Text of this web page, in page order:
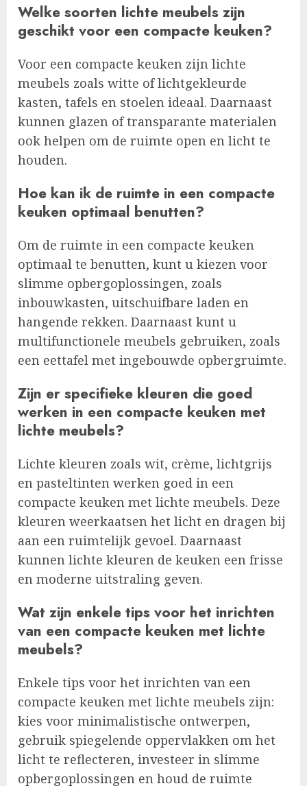
Welke soorten lichte meubels zijn
geschikt voor een compacte keuken?
Voor een compacte keuken zijn lichte
meubels zoals witte of lichtgekleurde
kasten, tafels en stoelen ideaal. Daarnaast
kunnen glazen of transparante materialen
ook helpen om de ruimte open en licht te
houden.
Hoe kan ik de ruimte in een compacte
keuken optimaal benutten?
Om de ruimte in een compacte keuken
optimaal te benutten, kunt u kiezen voor
slimme opbergoplossingen, zoals
inbouwkasten, uitschuifbare laden en
hangende rekken. Daarnaast kunt u
multifunctionele meubels gebruiken, zoals
een eettafel met ingebouwde opbergruimte.
Zijn er specifieke kleuren die goed
werken in een compacte keuken met
lichte meubels?
Lichte kleuren zoals wit, crème, lichtgrijs
en pasteltinten werken goed in een
compacte keuken met lichte meubels. Deze
kleuren weerkaatsen het licht en dragen bij
aan een ruimtelijk gevoel. Daarnaast
kunnen lichte kleuren de keuken een frisse
en moderne uitstraling geven.
Wat zijn enkele tips voor het inrichten
van een compacte keuken met lichte
meubels?
Enkele tips voor het inrichten van een
compacte keuken met lichte meubels zijn:
kies voor minimalistische ontwerpen,
gebruik spiegelende oppervlakken om het
licht te reflecteren, investeer in slimme
opbergoplossingen en houd de ruimte